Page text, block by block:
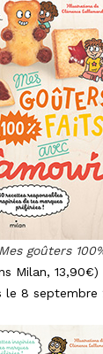
Mes goûters
Milan, 13,90€)
le 8 septembre